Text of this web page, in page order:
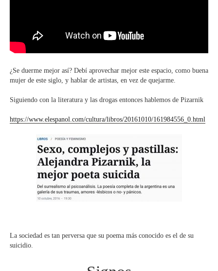
¿Se duerme mejor así? Debí aprovechar mejor este espacio, como buena
mujer de este siglo, y hablar de artistas, en vez de quejarme.
Siguiendo con la literatura y las drogas entonces hablemos de Pizarnik
https://www.elespanol.com/cultura/libros/20161010/161984556_0.html
La sociedad es tan perversa que su poema más conocido es el de su
suicidio.